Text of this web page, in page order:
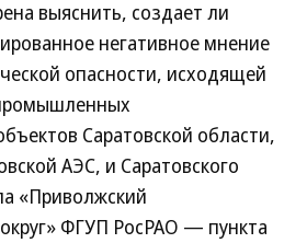
выяснить, создает ли
негативное мнение
опасности, исходящей
Саратовской области,
АЭС, и Саратовского
«Приволжский
ФГУП РосРАО — пункта